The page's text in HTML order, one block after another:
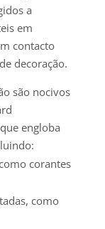
a
em
contacto
decoração.
são nocivos
engloba
corantes
como